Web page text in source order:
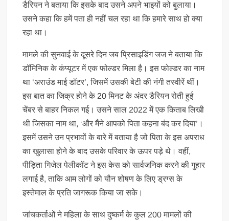
डैरियन ने बताया कि इसके बाद उसने अपने भाइयों को बुलाया।
उसने कहा कि हमें पता ही नहीं चल रहा था कि हमारे साथ हो क्या
रहा था।
मामले की सुनवाई के दूसरे दिन जब प्रिसाइडिंग जज ने बताया कि
डॉमिनिक के कंप्यूटर में एक फोल्डर मिला है। इस फोल्डर का नाम
था ‘अराउंड माई डॉटर’, जिसमें उसकी बेटी की नंगी तस्वीरें थीं।
इस बात का जिक्र होने के 20 मिनट के अंदर डैरियन रोती हुई
चेंबर से बाहर निकल गई। उसने साल 2022 में एक किताब लिखी
थी जिसका नाम था, ‘और मैंने आपको पिता कहना बंद कर दिया’।
इसमें उसने उन प्रभावों के बारे में बताया है जो पिता के इस अपराध
का खुलासा होने के बाद उसके परिवार के ऊपर पड़े थे। वहीं,
पीड़िता गिजेल पेलीकॉट ने इस केस को सार्वजनिक करने की गुहार
लगाई है, ताकि आम लोगों को यौन शोषण के लिए ड्रग्स के
इस्तेमाल के प्रति जागरूक किया जा सके।
जांचकर्ताओं ने महिला के साथ दुष्कर्म के कुल 200 मामलों की